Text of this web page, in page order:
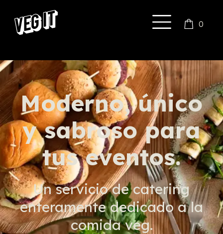
0
Moderno, único
y sabroso para
tus eventos.
Un servicio de catering
enteramente dedicado a la
comida veg.